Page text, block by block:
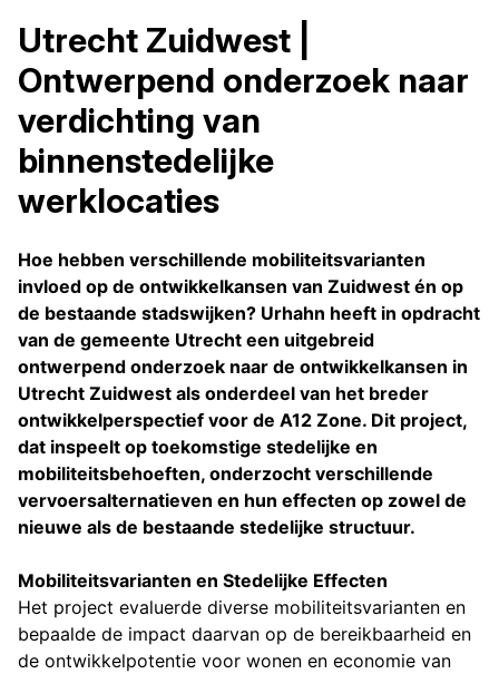
Utrecht Zuidwest |
Ontwerpend onderzoek naar
verdichting van
binnenstedelijke
werklocaties
Hoe hebben verschillende mobiliteitsvarianten
invloed op de ontwikkelkansen van Zuidwest én op
de bestaande stadswijken? Urhahn heeft in opdracht
van de gemeente Utrecht een uitgebreid
ontwerpend onderzoek naar de ontwikkelkansen in
Utrecht Zuidwest als onderdeel van het breder
ontwikkelperspectief voor de A12 Zone. Dit project,
dat inspeelt op toekomstige stedelijke en
mobiliteitsbehoeften, onderzocht verschillende
vervoersalternatieven en hun effecten op zowel de
nieuwe als de bestaande stedelijke structuur.
Mobiliteitsvarianten en Stedelijke Effecten
Het project evaluerde diverse mobiliteitsvarianten en
bepaalde de impact daarvan op de bereikbaarheid en
de ontwikkelpotentie voor wonen en economie van